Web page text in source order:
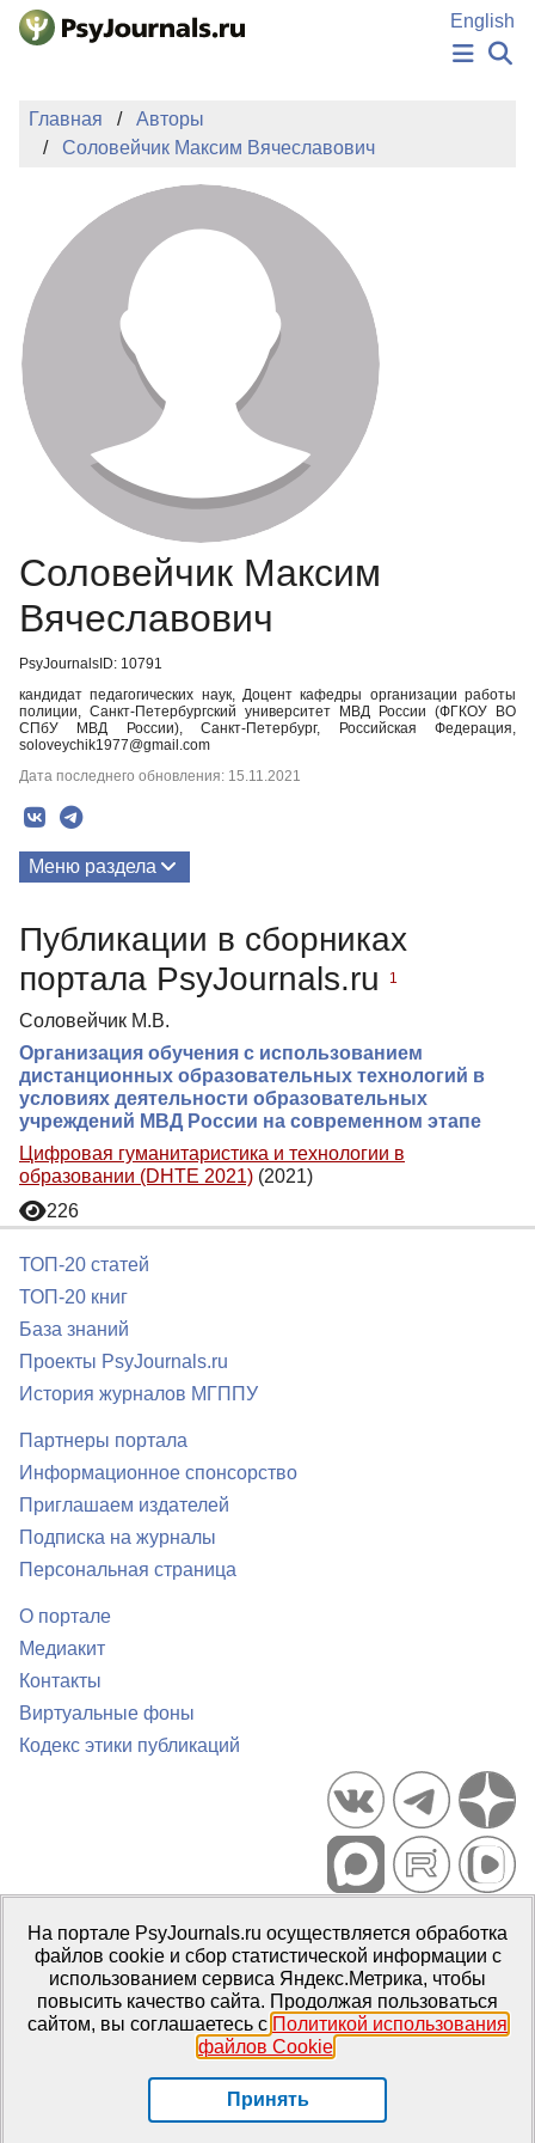
Перейти к основному содержанию
English
ИЗДАНИЯ
ПОДАТЬ РУКОПИСЬ
БАЗА ЗНАНИЙ
КЛЮЧЕВЫЕ СЛОВА
Регистрация
Главная
Авторы
Соловейчик Максим Вячеславович
Соловейчик Максим
Вячеславович
PsyJournalsID: 10791
кандидат педагогических наук, Доцент кафедры организации работы
полиции, Санкт-Петербургский университет МВД России (ФГКОУ ВО
СПбУ МВД России), Санкт-Петербург, Российская Федерация,
soloveychik1977@gmail.com
Дата последнего обновления: 15.11.2021
Меню раздела
Публикации в сборниках
портала PsyJournals.ru
1
Соловейчик М.В.
Организация обучения с использованием
дистанционных образовательных технологий в
условиях деятельности образовательных
учреждений МВД России на современном этапе
Цифровая гуманитаристика и технологии в
образовании (DHTE 2021) (2021)
226
ТОП-20 статей
ТОП-20 книг
База знаний
Проекты PsyJournals.ru
История журналов МГППУ
Партнеры портала
Информационное спонсорство
Приглашаем издателей
Подписка на журналы
Персональная страница
О портале
Медиакит
Контакты
Виртуальные фоны
Кодекс этики публикаций
Портал психологических изданий PsyJournals.ru, 2007–2026
Правила использования материалов
Свидетельство регистрации СМИЭл № ФС77-66447 от 14 июля
2016 г.
Издатель: ФГБОУ ВО МГППУ
На портале PsyJournals.ru осуществляется обработка
файлов cookie и сбор статистической информации с
использованием сервиса Яндекс.Метрика, чтобы
повысить качество сайта. Продолжая пользоваться
сайтом, вы соглашаетесь с Политикой использования
файлов Cookie.
Принять